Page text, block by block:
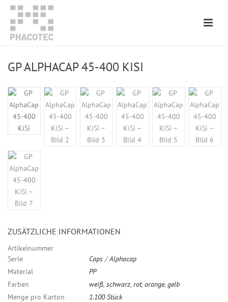
GP ALPHACAP 45-400 KISI
ZUSÄTZLICHE INFORMATIONEN
Artikelnummer
Serie
Caps /Alphacap
Material
PP
Farben
weiß, schwarz, rot, orange, gelb
Menge pro Karton
1.100 Stück